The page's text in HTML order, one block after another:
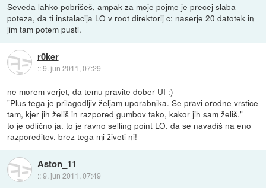
Seveda lahko pobrišeš, ampak za moje pojme je precej slaba
poteza, da ti instalacija LO v root direktorij c: naserje 20 datotek in
jim tam potem pusti.
r0ker
::9. jun 2011, 07:29
ne morem verjet, da temu pravite dober UI :)
"Plus tega je prilagodljiv željam uporabnika. Se pravi orodne vrstice
tam, kjer jih želiš in razpored gumbov tako, kakor jih sam želiš."
to je odlično ja. to je ravno selling point LO. da se navadiš na eno
razporeditev. brez tega mi živeti ni!
Aston_11
::9. jun 2011, 07:49